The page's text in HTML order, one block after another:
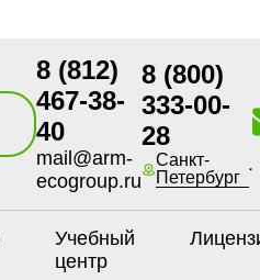
8 (812)
467-38-
40
mail@arm-
ecogroup.ru
8 (800)
333-00-
28
Санкт-
Петербург
Учебный
центр